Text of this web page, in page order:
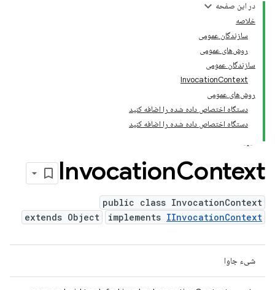
در این صفحه
خلاصه
سازندگان عمومی
روش‌های عمومی
سازندگان عمومی
InvocationContext
روش‌های عمومی
دستگاه اختصاص داده شده را اضافه کنید
دستگاه اختصاص داده شده را اضافه کنید
InvocationContext
public class InvocationContext
extends Object
implements IInvocationContext
شیء جاوا